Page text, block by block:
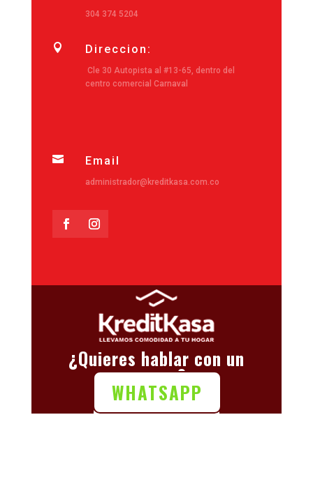
304 374 5204
 Direccion:
Cle 30 Autopista al #13-65, dentro del
centro comercial Carnaval
 Email
administrador@kreditkasa.com.co
¿Quieres hablar con un
asesor?
WHATSAPP